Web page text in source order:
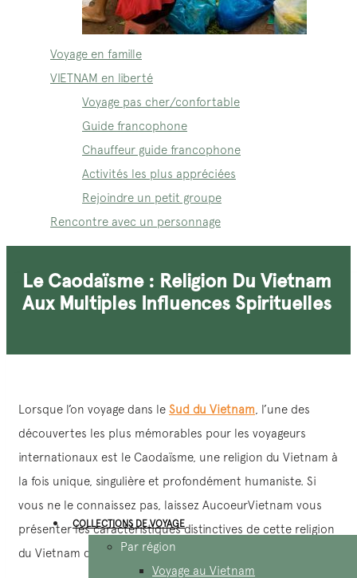
Voyage en famille
VIETNAM en liberté
Voyage pas cher/confortable
Guide francophone
Chauffeur guide francophone
Activités les plus appréciées
Rejoindre un petit groupe
Rencontre avec un personnage
COLLECTIONS DE VOYAGE
Par région
Voyage au Vietnam
Le Caodaïsme : Religion Du Vietnam
Aux Multiples Influences Spirituelles
Lorsque l’on voyage dans le Sud du Vietnam , l’une des
découvertes les plus mémorables pour les voyageurs
internationaux est le Caodaïsme, une religion du Vietnam à
la fois unique, singulière et profondément humaniste. Si
vous ne le connaissez pas, laissez AucoeurVietnam vous
présenter les caractéristiques distinctives de cette religion
du Vietnam dès ci-dessous.